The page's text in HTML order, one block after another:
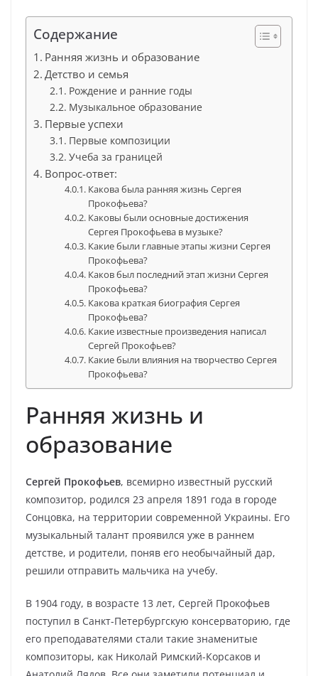
Содержание
Ранняя жизнь и образование
Детство и семья
Рождение и ранние годы
Музыкальное образование
Первые успехи
Первые композиции
Учеба за границей
Вопрос-ответ:
Какова была ранняя жизнь Сергея
Прокофьева?
Каковы были основные достижения
Сергея Прокофьева в музыке?
Какие были главные этапы жизни Сергея
Прокофьева?
Каков был последний этап жизни Сергея
Прокофьева?
Какова краткая биография Сергея
Прокофьева?
Какие известные произведения написал
Сергей Прокофьев?
Какие были влияния на творчество Сергея
Прокофьева?
Ранняя жизнь и
образование
Сергей Прокофьев, всемирно известный русский
композитор, родился 23 апреля 1891 года в городе
Сонцовка, на территории современной Украины. Его
музыкальный талант проявился уже в раннем
детстве, и родители, поняв его необычайный дар,
решили отправить мальчика на учебу.
В 1904 году, в возрасте 13 лет, Сергей Прокофьев
поступил в Санкт-Петербургскую консерваторию, где
его преподавателями стали такие знаменитые
композиторы, как Николай Римский-Корсаков и